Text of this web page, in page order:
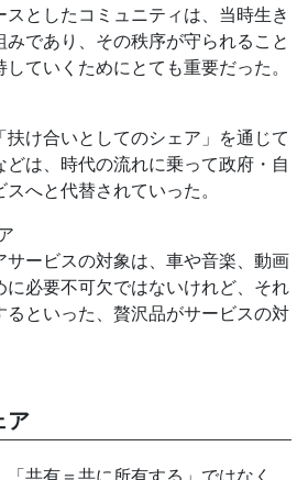
スとしたコミュニティは、当時生き
であり、その秩序が守られること
ていくためにとても重要だった。
扶け合いとしてのシェア」を通じて
は、時代の流れに乗って政府・自
へと代替されていった。
サービスの対象は、車や音楽、動画
に必要不可欠ではないけれど、それ
るといった、贅沢品がサービスの対
ア
「共有＝共に所有する」ではなく